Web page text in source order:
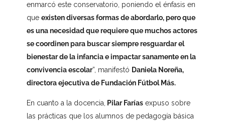
enmarcó este conservatorio, poniendo el énfasis en
que existen diversas formas de abordarlo, pero que
es una necesidad que requiere que muchos actores
se coordinen para buscar siempre resguardar el
bienestar de la infancia e impactar sanamente en la
convivencia escolar”, manifestó Daniela Noreña,
directora ejecutiva de Fundación Fútbol Más.
En cuanto a la docencia, Pilar Faríasexpuso sobre
las prácticas que los alumnos de pedagogía básica